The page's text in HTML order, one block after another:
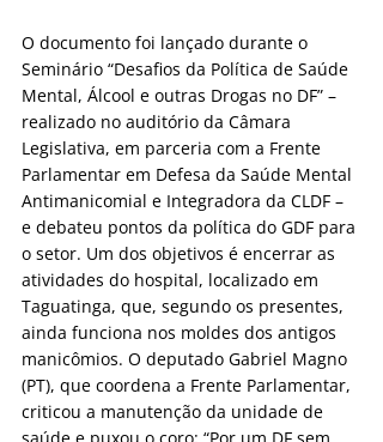
O documento foi lançado durante o
Seminário “Desafios da Política de Saúde
Mental, Álcool e outras Drogas no DF” –
realizado no auditório da Câmara
Legislativa, em parceria com a Frente
Parlamentar em Defesa da Saúde Mental
Antimanicomial e Integradora da CLDF –
e debateu pontos da política do GDF para
o setor. Um dos objetivos é encerrar as
atividades do hospital, localizado em
Taguatinga, que, segundo os presentes,
ainda funciona nos moldes dos antigos
manicômios. O deputado Gabriel Magno
(PT), que coordena a Frente Parlamentar,
criticou a manutenção da unidade de